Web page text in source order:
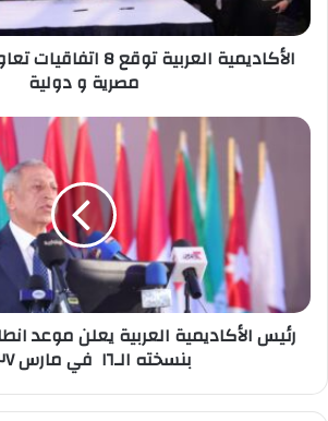
عدة
جهات
مصرية
الأكاديمية العربية
مصرية و دولية
رئيس
الأكاديمية
العربية
مؤتمر
مارلوج
بنسخته
الـ١٦
رئيس الأكاديمية العربية يعلن موعد
بنسخته الـ١٦ في مارس ٢٠٢٧